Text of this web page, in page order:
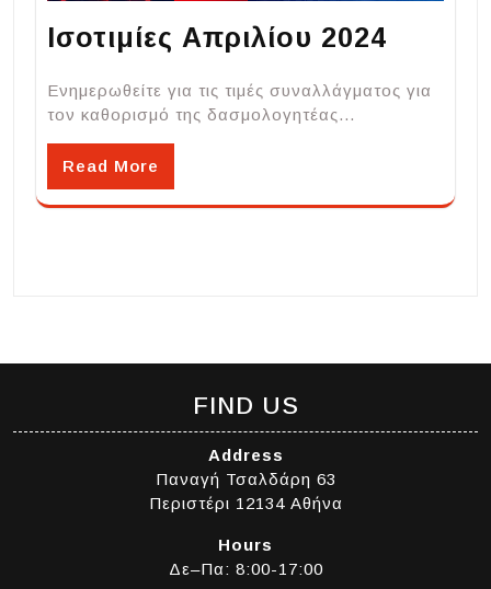
Ισοτιμίες Απριλίου 2024
Ενημερωθείτε για τις τιμές συναλλάγματος για
τον καθορισμό της δασμολογητέας…
Read More
FIND US
Address
Παναγή Τσαλδάρη 63
Περιστέρι 12134 Αθήνα
Hours
Δε–Πα: 8:00-17:00